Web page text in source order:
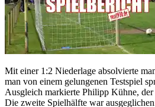
Mit einer 1:2 Niederlage absolvierte
man von einem gelungenen Testspiel
Ausgleich markierte Philipp Kühne,
Die zweite Spielhälfte war